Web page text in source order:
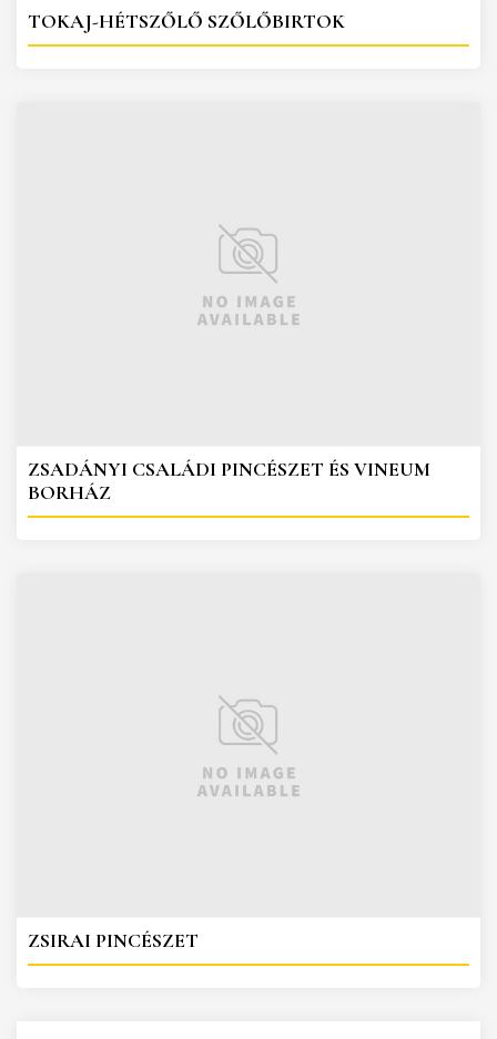
TOKAJ-HÉTSZŐLŐ SZŐLŐBIRTOK
ZSADÁNYI CSALÁDI PINCÉSZET ÉS VINEUM
BORHÁZ
ZSIRAI PINCÉSZET